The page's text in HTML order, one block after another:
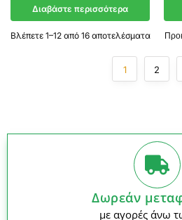
Διαβάστε περισσότερα
Βλέπετε 1–12 από 16 αποτελέσματα
1 2
Δωρεάν
με αγορές άνω